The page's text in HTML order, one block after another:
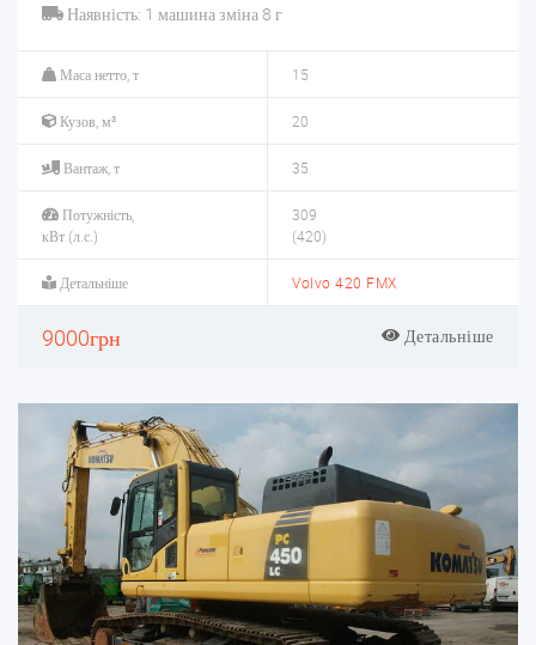
Наявність: 1 машина зміна 8 г
Маса нетто, т 15
Кузов, м³ 20
Вантаж, т 35
Потужність,
кВт (л.с.)
309
(420)
Детальніше Volvo 420 FMX
9000грн Детальніше